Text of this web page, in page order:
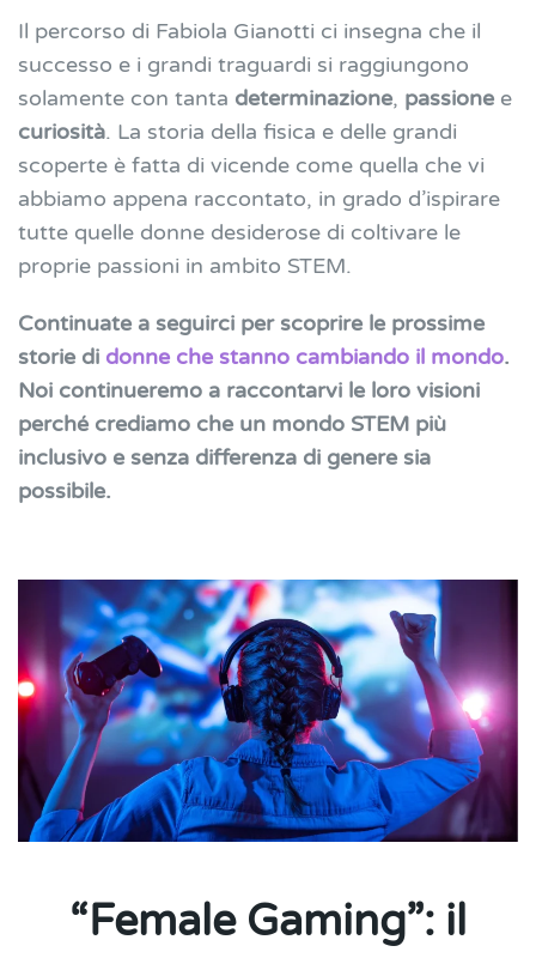
Il percorso di Fabiola Gianotti ci insegna che il
successo e i grandi traguardi si raggiungono
solamente con tanta determinazione, passione e
curiosità. La storia della fisica e delle grandi
scoperte è fatta di vicende come quella che vi
abbiamo appena raccontato, in grado d’ispirare
tutte quelle donne desiderose di coltivare le
proprie passioni in ambito STEM.
Continuate a seguirci per scoprire le prossime
storie di donne che stanno cambiando il mondo.
Noi continueremo a raccontarvi le loro visioni
perché crediamo che un mondo STEM più
inclusivo e senza differenza di genere sia
possibile.
“Female Gaming”: il